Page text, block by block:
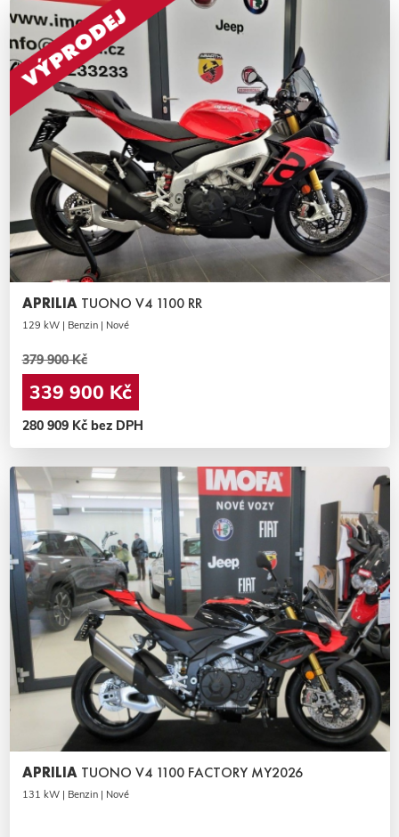
APRILIA TUONO V4 1100 RR
129 kW | Benzin | Nové
379 900 Kč
339 900 Kč
280 909 Kč bez DPH
APRILIA TUONO V4 1100 FACTORY MY2026
131 kW | Benzin | Nové